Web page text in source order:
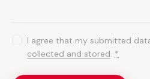
I agree that my submitted
collected and stored. *